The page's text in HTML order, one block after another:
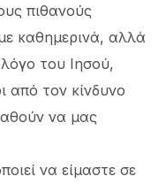
πιθανούς
καθημερινά, αλλά
του Ιησού,
από τον κίνδυνο
να μας
να είμαστε σε